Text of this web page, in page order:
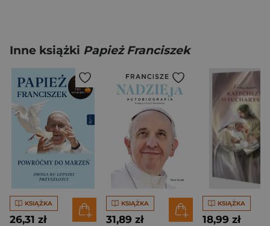
Inne książki Papież Franciszek
KSIĄŻKA
26,31 zł
KSIĄŻKA
31,89 zł
KSIĄŻKA
18,99 zł